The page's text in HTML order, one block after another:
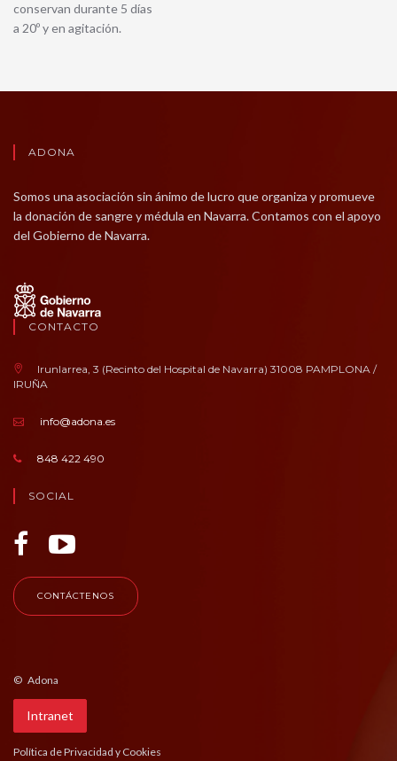
conservan durante 5 días
a 20º y en agitación.
ADONA
Somos una asociación sin ánimo de lucro que organiza y promueve
la donación de sangre y médula en Navarra. Contamos con el apoyo
del Gobierno de Navarra.
CONTACTO
Irunlarrea, 3 (Recinto del Hospital de Navarra) 31008 PAMPLONA /
IRUÑA
info@adona.es
848 422 490
SOCIAL
CONTÁCTENOS
© Adona
Intranet
Política de Privacidad y Cookies